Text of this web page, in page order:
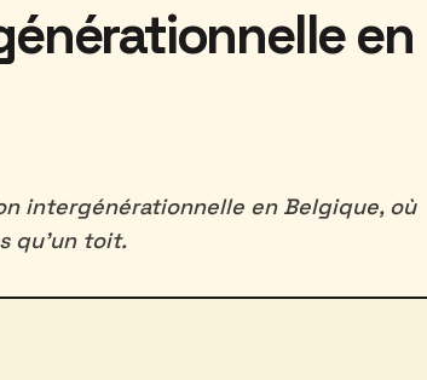
en
intergénérationnelle en Belgique, où
qu'un toit.